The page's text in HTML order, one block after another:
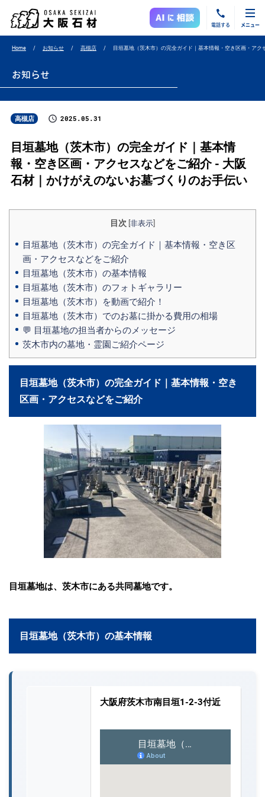
電話する メニュー
Home お知らせ 高槻店 目垣墓地（茨木市）の完全ガイド｜基本情報・空き区画・アク
お知らせ
高槻店 2025.05.31
目垣墓地（茨木市）の完全ガイド｜基本情
報・空き区画・アクセスなどをご紹介 - 大阪
石材｜かけがえのないお墓づくりのお手伝い
目次 非表示
目垣墓地（茨木市）の完全ガイド｜基本情報・空き区
画・アクセスなどをご紹介
目垣墓地（茨木市）の基本情報
目垣墓地（茨木市）のフォトギャラリー
目垣墓地（茨木市）を動画で紹介！
目垣墓地（茨木市）でのお墓に掛かる費用の相場
💬 目垣墓地の担当者からのメッセージ
茨木市内の墓地・霊園ご紹介ページ
目垣墓地（茨木市）の完全ガイド｜基本情報・空き
区画・アクセスなどをご紹介
目垣墓地は、茨木市にある共同墓地です。
目垣墓地（茨木市）の基本情報
大阪府茨木市南目垣1-2-3付近